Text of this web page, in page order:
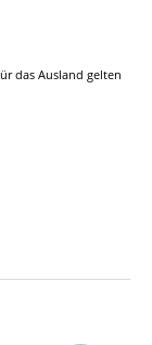
das Ausland gelten